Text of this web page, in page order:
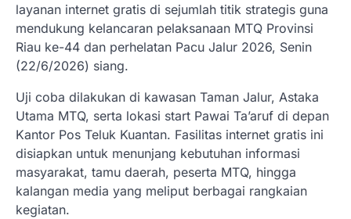
layanan internet gratis di sejumlah titik strategis guna
mendukung kelancaran pelaksanaan MTQ Provinsi
Riau ke-44 dan perhelatan Pacu Jalur 2026, Senin
(22/6/2026) siang.
Uji coba dilakukan di kawasan Taman Jalur, Astaka
Utama MTQ, serta lokasi start Pawai Ta’aruf di depan
Kantor Pos Teluk Kuantan. Fasilitas internet gratis ini
disiapkan untuk menunjang kebutuhan informasi
masyarakat, tamu daerah, peserta MTQ, hingga
kalangan media yang meliput berbagai rangkaian
kegiatan.